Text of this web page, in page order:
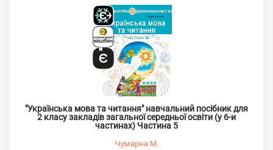
"Українська мова та читання" навчальний посібник для
2 класу закладів загальної середньої освіти (у 6-и
частинах) Частина 5
Чумарна М.